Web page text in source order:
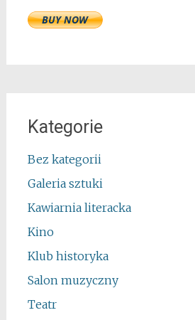
Kategorie
Bez kategorii
Galeria sztuki
Kawiarnia literacka
Kino
Klub historyka
Salon muzyczny
Teatr